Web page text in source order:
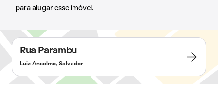
para alugar esse imóvel.
Rua Parambu
Luiz Anselmo, Salvador